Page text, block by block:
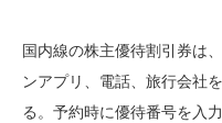
国内線の株主優待割引券は
ンアプリ、電話、旅行会社
る。予約時に優待番号を入